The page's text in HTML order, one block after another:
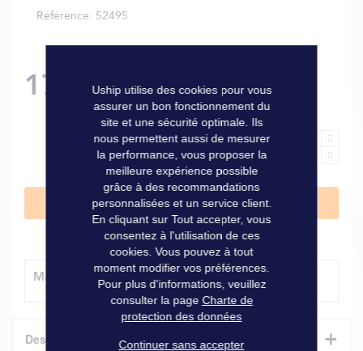
Référence 52495
179,00 €
Ajouter au panier
Modes de livraison
Description +
Uship utilise des cookies pour vous
assurer un bon fonctionnement du
site et une sécurité optimale. Ils
nous permettent aussi de mesurer
la performance, vous proposer la
meilleure expérience possible
grâce à des recommandations
personnalisées et un service client.
En cliquant sur Tout accepter, vous
consentez à l'utilisation de ces
cookies. Vous pouvez à tout
moment modifier vos préférences.
Pour plus d'informations, veuillez
consulter la page Charte de
protection des données
Continuer sans accepter